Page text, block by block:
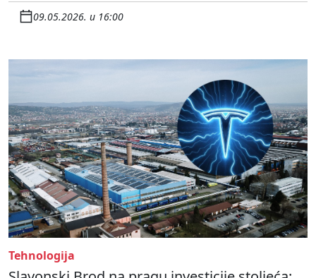
09.05.2026. u 16:00
Tehnologija